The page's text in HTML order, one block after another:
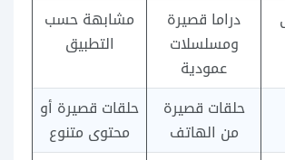
دراما قصيرة
ومسلسلات
عمودية
مشابهة حسب
التطبيق
حلقات قصيرة
من الهاتف
حلقات قصيرة أو
محتوى متنوع